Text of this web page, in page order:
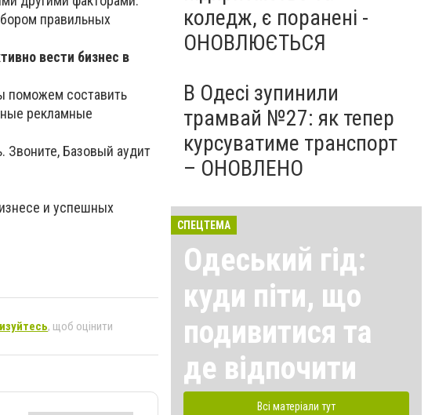
правильных
вести бизнес в
поможем составить
рекламные
Звоните, Базовый аудит
и успешных
, щоб оцінити
коледж, є поранені -
ОНОВЛЮЄТЬСЯ
В Одесі зупинили
трамвай №27: як тепер
курсуватиме транспорт
– ОНОВЛЕНО
СПЕЦТЕМА
Одеський гід:
куди піти, що
подивитися та
де відпочити
Всі матеріали тут